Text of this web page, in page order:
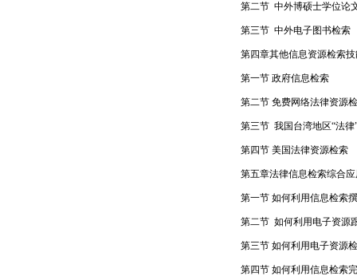
第二节 中外博硕士学位论
第三节 中外电子图书检索
第四章其他信息资源检索技
第一节 政府信息检索
第二节 免费网络法律资源
第三节 我国台湾地区“法律
第四节 美国法律资源检索
第五章法律信息检索综合应
第一节 如何利用信息检索
第二节 如何利用电子资源
第三节 如何利用电子资源
第四节 如何利用信息检索